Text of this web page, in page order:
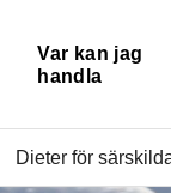
Var kan jag
handla
Dieter för